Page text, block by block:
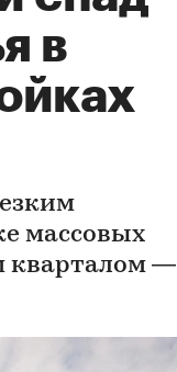
в
массовых
кварталом —